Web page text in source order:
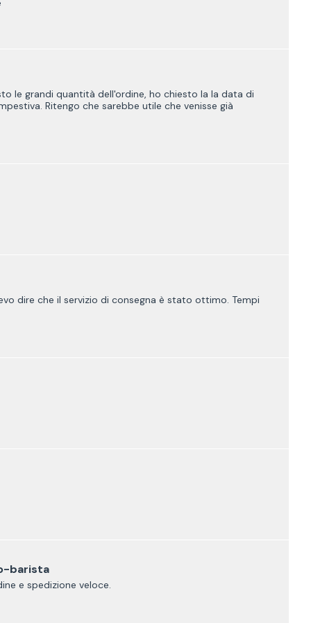
le grandi quantità dell'ordine, ho chiesto la la data di
Ritengo che sarebbe utile che venisse già
dire che il servizio di consegna è stato ottimo. Tempi
barista
e spedizione veloce.